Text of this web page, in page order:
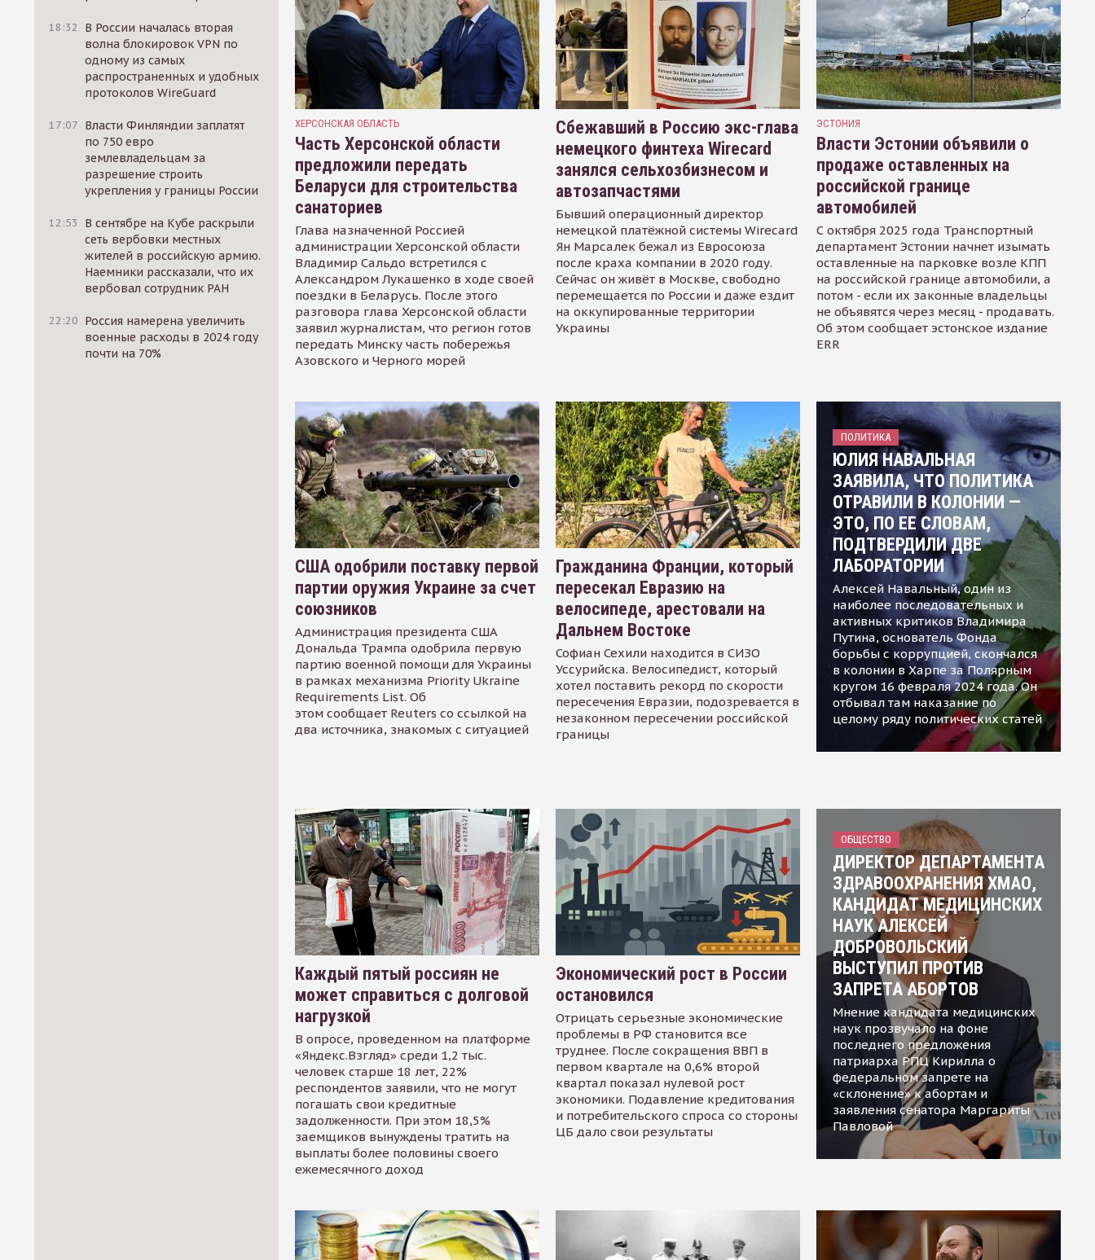
18:32
В России началась вторая
волна блокировок VPN по
одному из самых
распространенных и удобных
протоколов WireGuard
17:07 Власти Финляндии заплатят
по 750 евро
землевладельцам за
разрешение строить
укрепления у границы России
12:53
В сентябре на Кубе раскрыли
сеть вербовки местных
жителей в российскую армию.
Наемники рассказали, что их
вербовал сотрудник РАН
22:20 Россия намерена увеличить
военные расходы в 2024 году
почти на 70%
ХЕРСОНСКАЯ ОБЛАСТЬ
Часть Херсонской области
предложили передать
Беларуси для строительства
санаториев
Глава назначенной Россией
администрации Херсонской области
Владимир Сальдо встретился с
Александром Лукашенко в ходе своей
поездки в Беларусь. После этого
разговора глава Херсонской области
заявил журналистам, что регион готов
передать Минску часть побережья
Азовского и Черного морей
Сбежавший в Россию экс-глава
немецкого финтеха Wirecard
занялся сельхозбизнесом и
автозапчастями
Бывший операционный директор
немецкой платёжной системы Wirecard
Ян Марсалек бежал из Евросоюза
после краха компании в 2020 году.
Сейчас он живёт в Москве, свободно
перемещается по России и даже ездит
на оккупированные территории
Украины
ЭСТОНИЯ
Власти Эстонии объявили о
продаже оставленных на
российской границе
автомобилей
С октября 2025 года Транспортный
департамент Эстонии начнет изымать
оставленные на парковке возле КПП
на российской границе автомобили, а
потом - если их законные владельцы
не объявятся через месяц - продавать.
Об этом сообщает эстонское издание
ERR
США одобрили поставку первой
партии оружия Украине за счет
союзников
Администрация президента США
Дональда Трампа одобрила первую
партию военной помощи для Украины
в рамках механизма Priority Ukraine
Requirements List. Об
этом сообщает Reuters со ссылкой на
два источника, знакомых с ситуацией
Гражданина Франции, который
пересекал Евразию на
велосипеде, арестовали на
Дальнем Востоке
Софиан Сехили находится в СИЗО
Уссурийска. Велосипедист, который
хотел поставить рекорд по скорости
пересечения Евразии, подозревается в
незаконном пересечении российской
границы
ПОЛИТИКА
ЮЛИЯ НАВАЛЬНАЯ
ЗАЯВИЛА, ЧТО ПОЛИТИКА
ОТРАВИЛИ В КОЛОНИИ —
ЭТО, ПО ЕЕ СЛОВАМ,
ПОДТВЕРДИЛИ ДВЕ
ЛАБОРАТОРИИ
Алексей Навальный, один из
наиболее последовательных и
активных критиков Владимира
Путина, основатель Фонда
борьбы с коррупцией, скончался
в колонии в Харпе за Полярным
кругом 16 февраля 2024 года. Он
отбывал там наказание по
целому ряду политических статей
Каждый пятый россиян не
может справиться с долговой
нагрузкой
В опросе, проведенном на платформе
«Яндекс.Взгляд» среди 1,2 тыс.
человек старше 18 лет, 22%
респондентов заявили, что не могут
погашать свои кредитные
задолженности. При этом 18,5%
заемщиков вынуждены тратить на
выплаты более половины своего
ежемесячного доход
Экономический рост в России
остановился
Отрицать серьезные экономические
проблемы в РФ становится все
труднее. После сокращения ВВП в
первом квартале на 0,6% второй
квартал показал нулевой рост
экономики. Подавление кредитования
и потребительского спроса со стороны
ЦБ дало свои результаты
ОБЩЕСТВО
ДИРЕКТОР ДЕПАРТАМЕНТА
ЗДРАВООХРАНЕНИЯ ХМАО,
КАНДИДАТ МЕДИЦИНСКИХ
НАУК АЛЕКСЕЙ
ДОБРОВОЛЬСКИЙ
ВЫСТУПИЛ ПРОТИВ
ЗАПРЕТА АБОРТОВ
Мнение кандидата медицинских
наук прозвучало на фоне
последнего предложения
патриарха РПЦ Кирилла о
федеральном запрете на
«склонение» к абортам и
заявления сенатора Маргариты
Павловой